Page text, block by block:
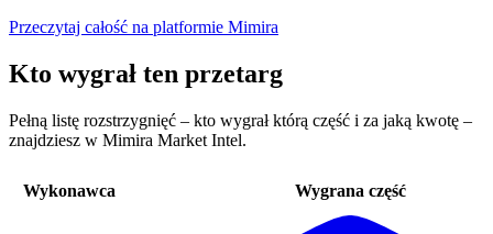
Przeczytaj całość na platformie Mimira
Kto wygrał ten przetarg
Pełną listę rozstrzygnięć – kto wygrał którą część i za jaką kwotę –
znajdziesz w Mimira Market Intel.
Wykonawca Wygrana część